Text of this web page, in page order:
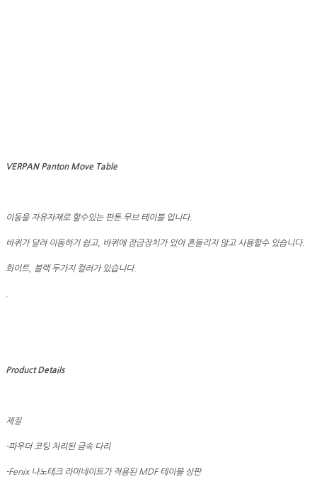
VERPAN Panton Move Table
이동을 자유자재로 할수있는 판톤 무브 테이블 입니다.
바퀴가 달려 이동하기 쉽고, 바퀴에 잠금장치가 있어 흔들리지 않고 사용할수 있습니다.
화이트, 블랙 두가지 컬러가 있습니다.
.
Product Details
재질
-파우더 코팅 처리된 금속 다리
-Fenix 나노테크 라미네이트가 적용된 MDF 테이블 상판